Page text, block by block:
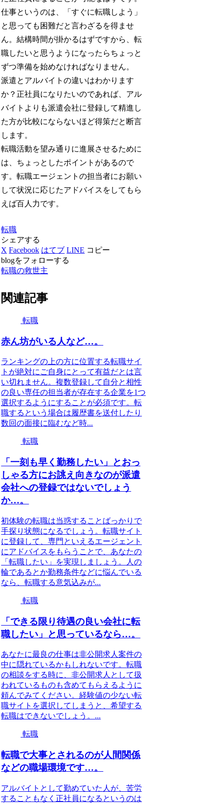
仕事というのは、「すぐに転職しよう」
と思っても困難だと言わざるを得ませ
ん。結構時間が掛かるはずですから、転
職したいと思うようになったらちょっと
ずつ準備を始めなければなりません。
派遣とアルバイトの違いはわかります
か？正社員になりたいのであれば、アル
バイトよりも派遣会社に登録して精進し
た方が比較にならないほど得策だと断言
します。
転職活動を望み通りに進展させるために
は、ちょっとしたポイントがあるので
す。転職エージェントの担当者にお願い
して状況に応じたアドバイスをしてもら
えば百人力です。
転職
シェアする
X Facebook はてブ LINE コピー
blogをフォローする
転職の救世主
関連記事
転職
赤ん坊がいる人など…。
ランキングの上の方に位置する転職サイ
トが絶対にご自身にとって有益だとは言
い切れません。複数登録して自分と相性
の良い専任の担当者が存在する企業を1つ
選択するようにすることが必須です。転
職するという場合は履歴書を送付したり
数回の面接に臨むなど時...
転職
「一刻も早く勤務したい」とおっ
しゃる方にお誂え向きなのが派遣
会社への登録ではないでしょう
か…。
初体験の転職は当惑することばっかりで
手探り状態になるでしょう。転職サイト
に登録して、専門といえるエージェント
にアドバイスをもらうことで、あなたの
「転職したい」を実現しましょう。人の
輪であるとか勤務条件などに悩んでいる
なら、転職する意気込みが...
転職
「できる限り待遇の良い会社に転
職したい」と思っているなら…。
あなたに最良の仕事は非公開求人案件の
中に隠れているかもしれないです。転職
の相談をする時に、非公開求人として扱
われているものも含めてもらえるように
頼んでみてください。経験値の少ない転
職サイトを選択してしまうと、希望する
転職はできないでしょう。...
転職
転職で大事とされるのが人間関係
などの職場環境です…。
アルバイトとして勤めていた人が、苦労
することもなく正社員になるというのは